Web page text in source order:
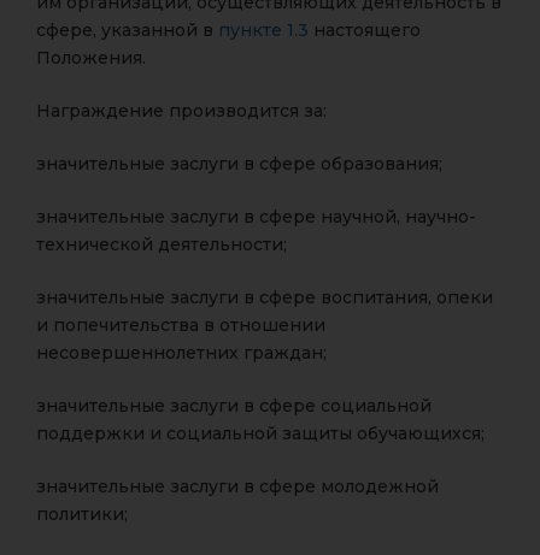
сфере, указанной в пункте 1.3 настоящего
Положения.
Награждение производится за:
значительные заслуги в сфере образования;
значительные заслуги в сфере научной, научно-
технической деятельности;
значительные заслуги в сфере воспитания, опеки
и попечительства в отношении
несовершеннолетних граждан;
значительные заслуги в сфере социальной
поддержки и социальной защиты обучающихся;
значительные заслуги в сфере молодежной
политики;